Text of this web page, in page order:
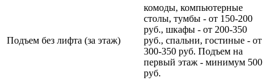
Подъем без лифта (за этаж)
комоды, компьютерные
столы, тумбы - от 150-200
руб., шкафы - от 200-350
руб., спальни, гостиные - от
300-350 руб. Подъем на
первый этаж - минимум 500
руб.